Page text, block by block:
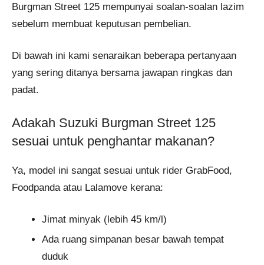
Burgman Street 125 mempunyai soalan-soalan lazim
sebelum membuat keputusan pembelian.
Di bawah ini kami senaraikan beberapa pertanyaan
yang sering ditanya bersama jawapan ringkas dan
padat.
Adakah Suzuki Burgman Street 125
sesuai untuk penghantar makanan?
Ya, model ini sangat sesuai untuk rider GrabFood,
Foodpanda atau Lalamove kerana:
Jimat minyak (lebih 45 km/l)
Ada ruang simpanan besar bawah tempat
duduk